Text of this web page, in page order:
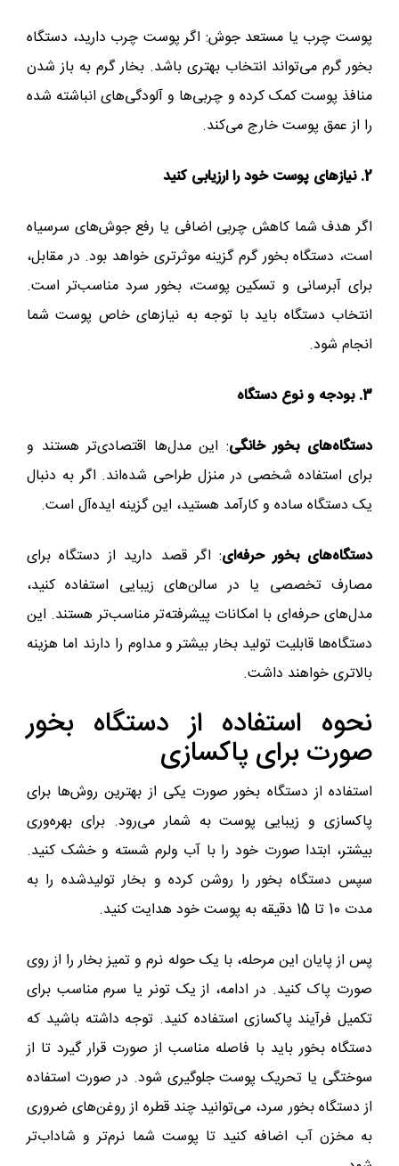
پوست چرب یا مستعد جوش: اگر پوست چرب دارید، دستگاه
بخور گرم می‌تواند انتخاب بهتری باشد. بخار گرم به باز شدن
منافذ پوست کمک کرده و چربی‌ها و آلودگی‌های انباشته شده
را از عمق پوست خارج می‌کند.
2. نیازهای پوست خود را ارزیابی کنید
اگر هدف شما کاهش چربی اضافی یا رفع جوش‌های سرسیاه
است، دستگاه بخور گرم گزینه موثرتری خواهد بود. در مقابل،
برای آبرسانی و تسکین پوست، بخور سرد مناسب‌تر است.
انتخاب دستگاه باید با توجه به نیازهای خاص پوست شما
انجام شود.
3. بودجه و نوع دستگاه
دستگاه‌های بخور خانگی: این مدل‌ها اقتصادی‌تر هستند و
برای استفاده شخصی در منزل طراحی شده‌اند. اگر به دنبال
یک دستگاه ساده و کارآمد هستید، این گزینه ایده‌آل است.
دستگاه‌های بخور حرفه‌ای: اگر قصد دارید از دستگاه برای
مصارف تخصصی یا در سالن‌های زیبایی استفاده کنید،
مدل‌های حرفه‌ای با امکانات پیشرفته‌تر مناسب‌تر هستند. این
دستگاه‌ها قابلیت تولید بخار بیشتر و مداوم را دارند اما هزینه
بالاتری خواهند داشت.
نحوه استفاده از دستگاه بخور
صورت برای پاکسازی
استفاده از دستگاه بخور صورت یکی از بهترین روش‌ها برای
پاکسازی و زیبایی پوست به شمار می‌رود. برای بهره‌وری
بیشتر، ابتدا صورت خود را با آب ولرم شسته و خشک کنید.
سپس دستگاه بخور را روشن کرده و بخار تولیدشده را به
مدت 10 تا 15 دقیقه به پوست خود هدایت کنید.
پس از پایان این مرحله، با یک حوله نرم و تمیز بخار را از روی
صورت پاک کنید. در ادامه، از یک تونر یا سرم مناسب برای
تکمیل فرآیند پاکسازی استفاده کنید. توجه داشته باشید که
دستگاه بخور باید با فاصله مناسب از صورت قرار گیرد تا از
سوختگی یا تحریک پوست جلوگیری شود. در صورت استفاده
از دستگاه بخور سرد، می‌توانید چند قطره از روغن‌های ضروری
به مخزن آب اضافه کنید تا پوست شما نرم‌تر و شاداب‌تر